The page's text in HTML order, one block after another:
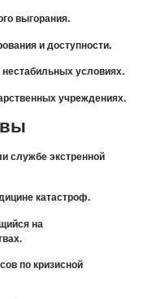
выгорания.
и доступности.
условиях.
учреждениях.
службе экстренной
катастроф.
на
по кризисной